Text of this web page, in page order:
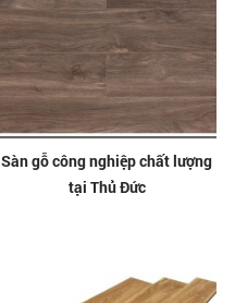
Sàn gỗ công nghiệp chất lượng
tại Thủ Đức